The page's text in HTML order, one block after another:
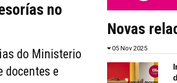
no
do Ministerio
docentes e
Novas
05 Nov 2025